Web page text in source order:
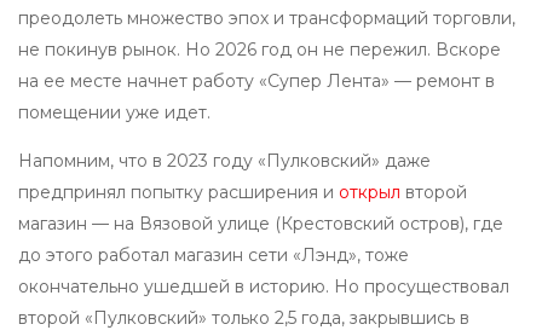
преодолеть множество эпох и трансформаций торговли,
не покинув рынок. Но 2026 год он не пережил. Вскоре
на ее месте начнет работу «Супер Лента» — ремонт в
помещении уже идет.
Напомним, что в 2023 году «Пулковский» даже
предпринял попытку расширения и открыл второй
магазин — на Вязовой улице (Крестовский остров), где
до этого работал магазин сети «Лэнд», тоже
окончательно ушедшей в историю. Но просуществовал
второй «Пулковский» только 2,5 года, закрывшись в